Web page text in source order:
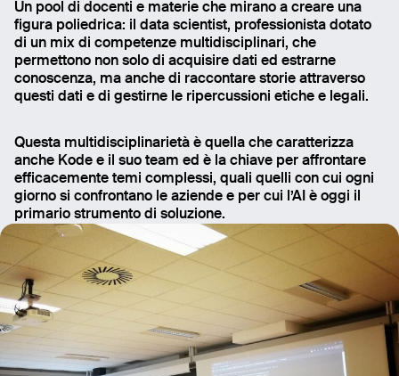
Un pool di docenti e materie che mirano a creare una
figura poliedrica: il data scientist, professionista dotato
di un mix di competenze multidisciplinari, che
permettono non solo di acquisire dati ed estrarne
conoscenza, ma anche di raccontare storie attraverso
questi dati e di gestirne le ripercussioni etiche e legali.
Questa multidisciplinarietà è quella che caratterizza
anche Kode e il suo team ed è la chiave per affrontare
efficacemente temi complessi, quali quelli con cui ogni
giorno si confrontano le aziende e per cui l’AI è oggi il
primario strumento di soluzione.